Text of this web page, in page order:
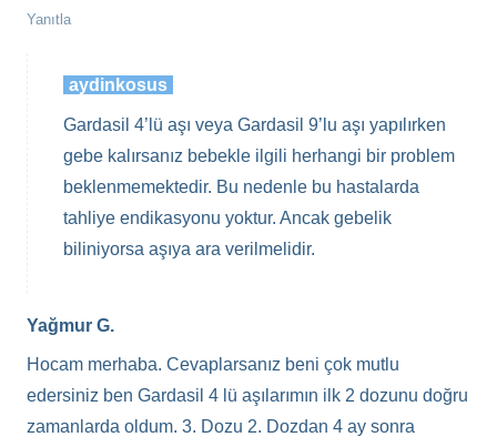
Yanıtla
aydinkosus
Gardasil 4’lü aşı veya Gardasil 9’lu aşı yapılırken
gebe kalırsanız bebekle ilgili herhangi bir problem
beklenmemektedir. Bu nedenle bu hastalarda
tahliye endikasyonu yoktur. Ancak gebelik
biliniyorsa aşıya ara verilmelidir.
Yağmur G.
Hocam merhaba. Cevaplarsanız beni çok mutlu
edersiniz ben Gardasil 4 lü aşılarımın ilk 2 dozunu doğru
zamanlarda oldum. 3. Dozu 2. Dozdan 4 ay sonra